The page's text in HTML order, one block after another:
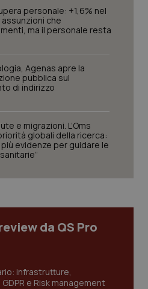
personale: +1,6% nel
assunzioni che
ma il personale resta
Agenas apre la
pubblica sul
di indirizzo
e migrazioni. L’Oms
globali della ricerca:
più evidenze per guidare le
da QS Pro
infrastrutture,
e Risk management